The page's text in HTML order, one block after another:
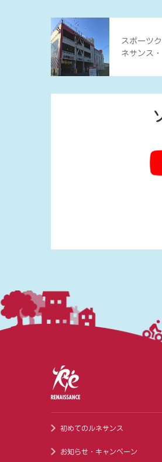
スポーツ
ネサンス
初めてのルネサンス
お知らせ・キャンペーン